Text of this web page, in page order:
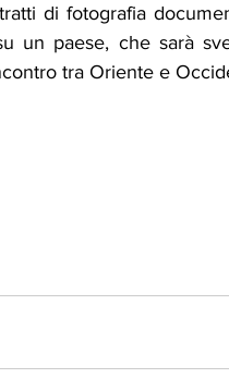
di fotografia
un paese, che sarà
tra Oriente e